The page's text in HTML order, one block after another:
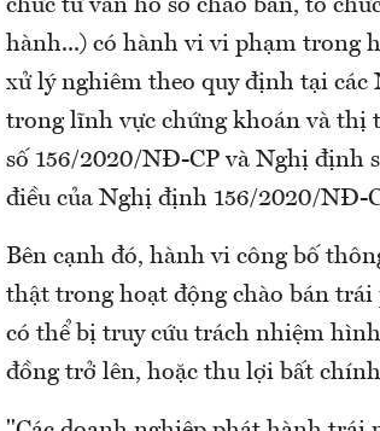
chức tư vấn hồ sơ chào bán, tổ
hành...) có hành vi vi phạm trong
xử lý nghiêm theo quy định tại
trong lĩnh vực chứng khoán và thị
số 156/2020/NĐ-CP và Nghị định
điều của Nghị định 156/2020/NĐ-
Bên cạnh đó, hành vi công bố
thật trong hoạt động chào bán
có thể bị truy cứu trách nhiệm
đồng trở lên, hoặc thu lợi bất